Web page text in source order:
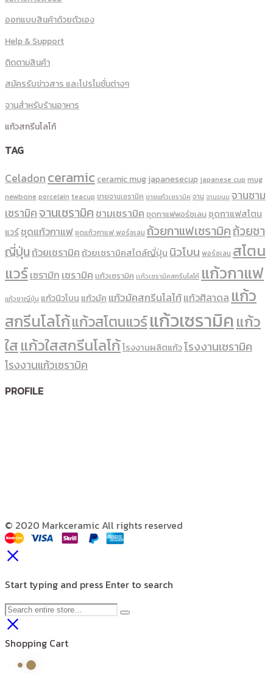
ออกแบบสินค้าด้วยตัวเอง
Help & Support
ติดตามสินค้า
สมัครรับข่าวสาร และโปรโมชั่นต่างๆ
จานสำหรับร้านอาหาร
แก้วสกรีนโลโก้
TAG
Celadonceramic ceramic mug japanesecup japanese cup mug
newbone porcelain teacup ขายจานเซรามิค ขายแก้วเซรามิค จาน จานขนม จานชาม
เซรามิคจานเซรามิคชามเซรามิคชุดกาแฟพอร์ชเลน ชุดกาแฟสโตน
แวร์ชุดแก้วกาแฟชุดแก้วกาแฟ พอร์ซเลน ถ้วยกาแฟเซรามิคถ้วยชา
ญี่ปุ่นถ้วยเซรามิคถ้วยเซรามิคสไตล์ญี่ปุ่นนิวโบนพอร์ซเลน สโตน
แวร์เซรามิกเซรามิคเเก้วเซรามิค เเก้วเซรามิคสกรีนโลโก้ แก้วกาแฟ
แก้วชาญี่ปุ่น แก้วนิวโบนแก้วมัคแก้วมัคสกรีนโลโก้แก้วศิลาดลแก้ว
สกรีนโลโก้แก้วสโตนแวร์แก้วเซรามิคแก้ว
ใสแก้วใสสกรีนโลโก้โรงงานผลิตแก้วโรงงานเซรามิค
โรงงานแก้วเซรามิค
PROFILE
© 2020 Markceramic All rights reserved
Start typing and press Enter to search
Shopping Cart